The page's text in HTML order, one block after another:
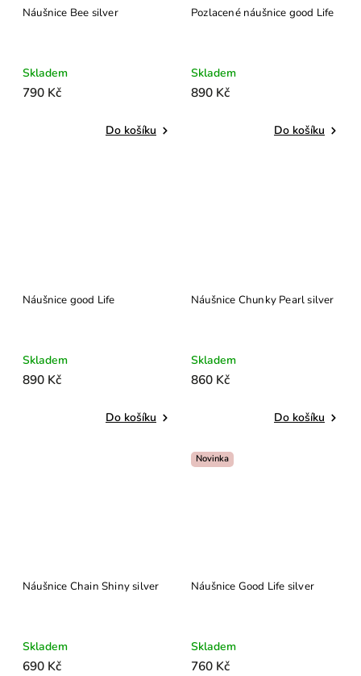
Náušnice Bee silver
Skladem
790 Kč
Do košíku
Pozlacené náušnice good Life
Skladem
890 Kč
Do košíku
Náušnice good Life
Skladem
890 Kč
Do košíku
Náušnice Chunky Pearl silver
Skladem
860 Kč
Do košíku
Náušnice Chain Shiny silver
Skladem
690 Kč
Novinka
Náušnice Good Life silver
Skladem
760 Kč